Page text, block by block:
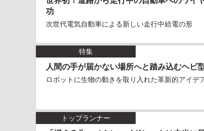
功
次世代電気自動車による新しい走行中給電の形
特集
人間の手が届かない場所へと踏み込むヘビ
ロボットに生物の動きを取り入れた革新的アイデ
トップランナー